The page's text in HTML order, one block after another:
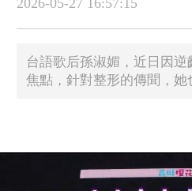
2026-05-27 16:57:15
台語歌后孫淑媚，近日因
焦點，針對整形的傳聞，她